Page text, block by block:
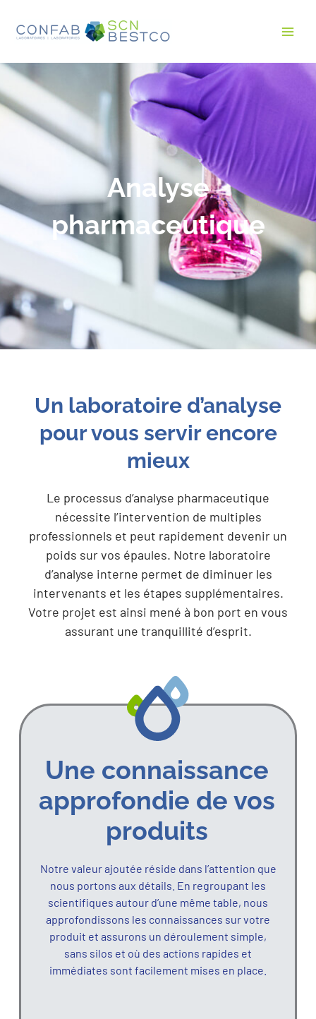
Analyse
pharmaceutique
Un laboratoire d’analyse
pour vous servir encore
mieux
Le processus d’analyse pharmaceutique
nécessite l’intervention de multiples
professionnels et peut rapidement devenir un
poids sur vos épaules. Notre laboratoire
d’analyse interne permet de diminuer les
intervenants et les étapes supplémentaires.
Votre projet est ainsi mené à bon port en vous
assurant une tranquillité d’esprit.
Une connaissance
approfondie de vos
produits
Notre valeur ajoutée réside dans l’attention que
nous portons aux détails. En regroupant les
scientifiques autour d’une même table, nous
approfondissons les connaissances sur votre
produit et assurons un déroulement simple,
sans silos et où des actions rapides et
immédiates sont facilement mises en place.